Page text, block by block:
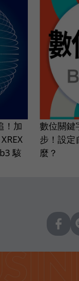
！加
駭
數位關鍵
步！設定
麼？